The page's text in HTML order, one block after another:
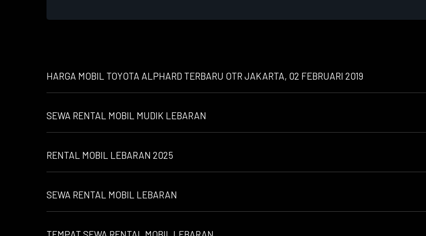
HARGA MOBIL TOYOTA ALPHARD TERBARU OTR JAKARTA, 02 FEBRUARI 2019
SEWA RENTAL MOBIL MUDIK LEBARAN
RENTAL MOBIL LEBARAN 2025
SEWA RENTAL MOBIL LEBARAN